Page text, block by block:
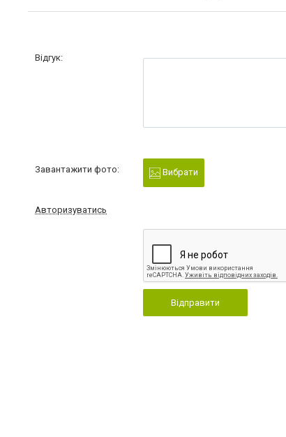
Відгук:
Завантажити фото: Вибрати
Авторизуватись
Відправити